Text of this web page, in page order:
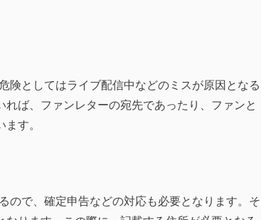
険としてはライブ配信中などのミスが原因となる
ば、ファンレターの宛先であったり、ファンと
す。
ので、確定申告などの対応も必要となります。そ